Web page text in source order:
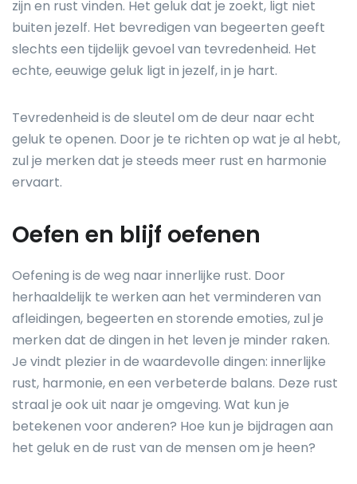
zijn en rust vinden. Het geluk dat je zoekt, ligt niet
buiten jezelf. Het bevredigen van begeerten geeft
slechts een tijdelijk gevoel van tevredenheid. Het
echte, eeuwige geluk ligt in jezelf, in je hart.
Tevredenheid is de sleutel om de deur naar echt
geluk te openen. Door je te richten op wat je al hebt,
zul je merken dat je steeds meer rust en harmonie
ervaart.
Oefen en blijf oefenen
Oefening is de weg naar innerlijke rust. Door
herhaaldelijk te werken aan het verminderen van
afleidingen, begeerten en storende emoties, zul je
merken dat de dingen in het leven je minder raken.
Je vindt plezier in de waardevolle dingen: innerlijke
rust, harmonie, en een verbeterde balans. Deze rust
straal je ook uit naar je omgeving. Wat kun je
betekenen voor anderen? Hoe kun je bijdragen aan
het geluk en de rust van de mensen om je heen?